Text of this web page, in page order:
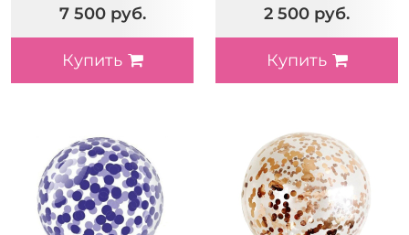
7 500 руб.
Купить
2 500 руб.
Купить